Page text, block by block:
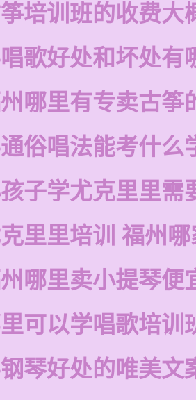
培训班的收费大
歌好处和坏处有
哪里有专卖古筝
俗唱法能考什么
子学尤克里里需
里里培训 福州
哪里卖小提琴便
可以学唱歌培训
琴好处的唯美文